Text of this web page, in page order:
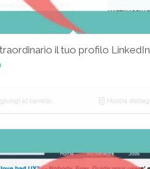
il tuo profilo LinkedIn
al carrello Mostra dettagli